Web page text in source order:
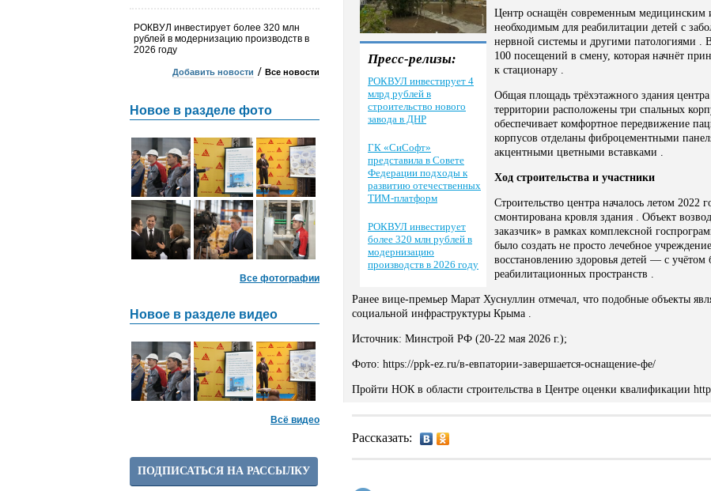
РОКВУЛ инвестирует более 320 млн
рублей в модернизацию производств в
2026 году
Добавить новости / Все новости
Новое в разделе фото
Все фотографии
Новое в разделе видео
Всё видео
ПОДПИСАТЬСЯ НА РАССЫЛКУ
Пресс-релизы:
РОКВУЛ инвестирует 4
млрд рублей в
строительство нового
завода в ДНР
ГК «СиСофт»
представила в Совете
Федерации подходы к
развитию отечественных
ТИМ-платформ
РОКВУЛ инвестирует
более 320 млн рублей в
модернизацию
производств в 2026 году
Центр оснащён современным медицинским
необходимым для реабилитации детей с
нервной системы и другими патологиями . В
100 посещений в смену, которая начнёт
к стационару .
Общая площадь трёхэтажного здания центра
территории расположены три спальных
обеспечивает комфортное передвижение
корпусов отделаны фиброцементными
акцентными цветными вставками .
Ход строительства и участники
Строительство центра началось летом 2022
смонтирована кровля здания . Объект
заказчик» в рамках комплексной
было создать не просто лечебное
восстановлению здоровья детей — с учётом
реабилитационных пространств .
Ранее вице-премьер Марат Хуснуллин отмечал, что подобные объекты
социальной инфраструктуры Крыма .
Источник: Минстрой РФ (20-22 мая 2026 г.);
Фото: https://ppk-ez.ru/в-евпатории-завершается-оснащение-фе/
Пройти НОК в области строительства в Центре оценки квалификации
Рассказать: